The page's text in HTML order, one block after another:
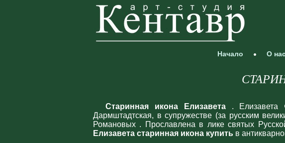
Начало О
Старинная икона Елизавета. Елизавета
Дармштадтская, в супружестве (за русским
Романовых . Прославлена в лике святых
Елизавета старинная икона купить в